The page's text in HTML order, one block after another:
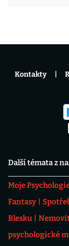
Další témata z
Moje
Fantasy
Blesku
psychologické
Kontakty